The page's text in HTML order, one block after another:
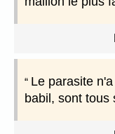
Le parasite
babil, sont tous